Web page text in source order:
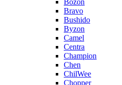
Bozon
Bravo
Bushido
Byzon
Camel
Centra
Champion
Chen
ChilWee
Chopper